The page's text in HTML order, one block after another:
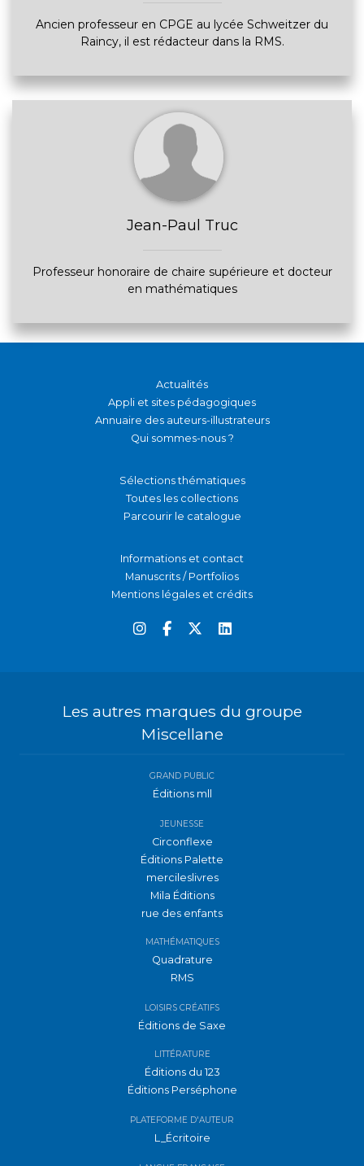
Ancien professeur en CPGE au lycée Schweitzer du
Raincy, il est rédacteur dans la RMS.
Jean-Paul Truc
Professeur honoraire de chaire supérieure et docteur
en mathématiques
Actualités
Appli et sites pédagogiques
Annuaire des auteurs-illustrateurs
Qui sommes-nous ?
Sélections thématiques
Toutes les collections
Parcourir le catalogue
Informations et contact
Manuscrits / Portfolios
Mentions légales et crédits
Les autres marques du groupe
Miscellane
GRAND PUBLIC
Éditions mll
JEUNESSE
Circonflexe
Éditions Palette
mercileslivres
Mila Éditions
rue des enfants
MATHÉMATIQUES
Quadrature
RMS
LOISIRS CRÉATIFS
Éditions de Saxe
LITTÉRATURE
Éditions du 123
Éditions Perséphone
PLATEFORME D'AUTEUR
L_Écritoire